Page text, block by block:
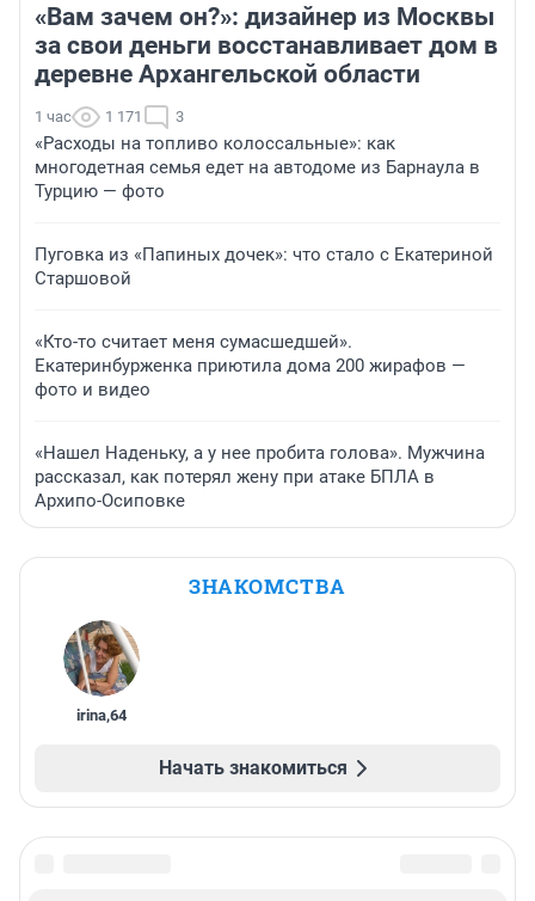
«Вам зачем он?»: дизайнер из Москвы
за свои деньги восстанавливает дом в
деревне Архангельской области
1 час 1 171 3
«Расходы на топливо колоссальные»: как
многодетная семья едет на автодоме из Барнаула в
Турцию — фото
Пуговка из «Папиных дочек»: что стало с Екатериной
Старшовой
«Кто-то считает меня сумасшедшей».
Екатеринбурженка приютила дома 200 жирафов —
фото и видео
«Нашел Наденьку, а у нее пробита голова». Мужчина
рассказал, как потерял жену при атаке БПЛА в
Архипо-Осиповке
ЗНАКОМСТВА
irina,64
Начать знакомиться